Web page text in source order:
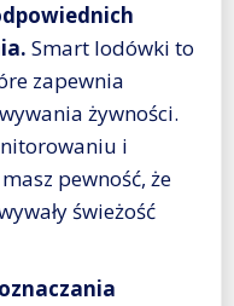
Smart lodówki to
zapewnia
żywności.
i
pewność, że
świeżość